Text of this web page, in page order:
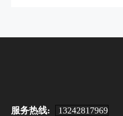
服务热线: 13242817969